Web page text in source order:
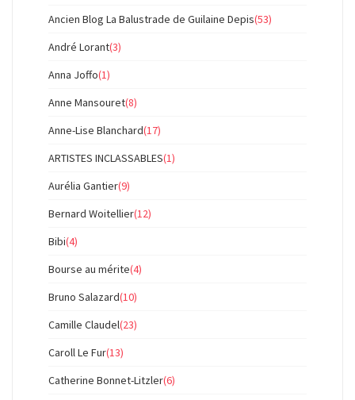
Ancien Blog La Balustrade de Guilaine Depis(53)
André Lorant(3)
Anna Joffo(1)
Anne Mansouret(8)
Anne-Lise Blanchard(17)
ARTISTES INCLASSABLES(1)
Aurélia Gantier(9)
Bernard Woitellier(12)
Bibi(4)
Bourse au mérite(4)
Bruno Salazard(10)
Camille Claudel(23)
Caroll Le Fur(13)
Catherine Bonnet-Litzler(6)